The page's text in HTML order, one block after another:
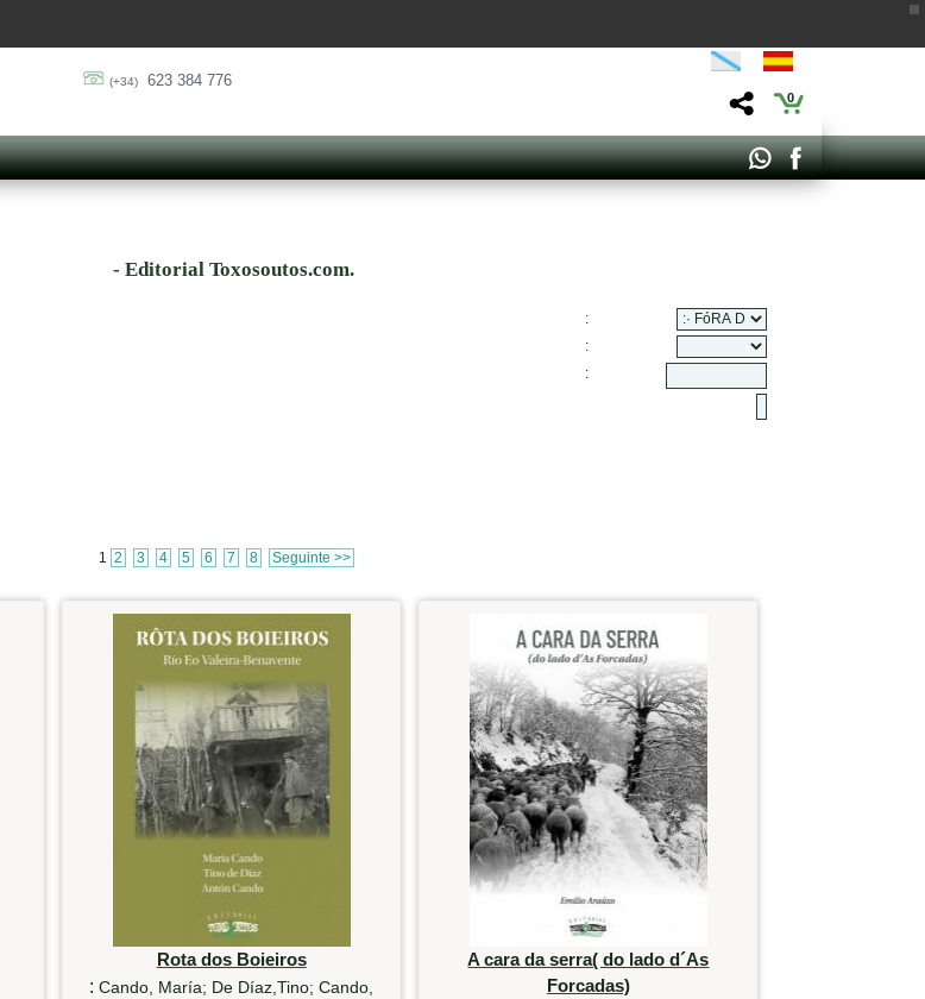
(+34) 623 384 776
0
- Editorial Toxosoutos.com.
:
:
:
1 2 3 4 5 6 7 8 Seguinte >>
Rota dos Boieiros
:Cando, María; De Díaz,Tino; Cando,
A cara da serra( do lado d´As
Forcadas)